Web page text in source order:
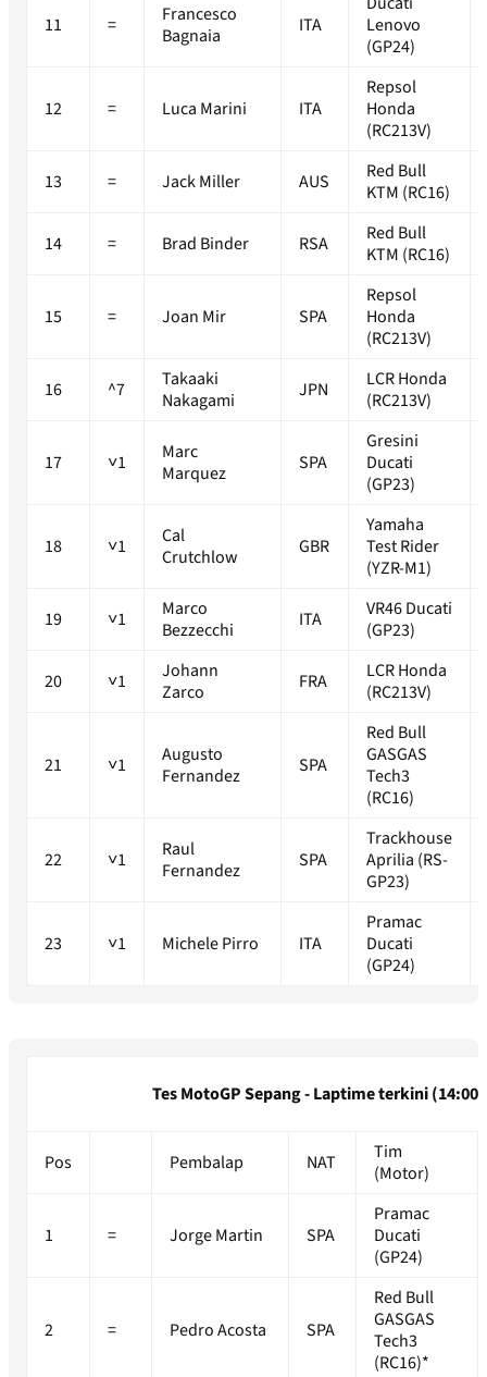
11 =
Francesco
Bagnaia
ITA
Lenovo
(GP24)
12 = Luca Marini ITA
Repsol
Honda
(RC213V)
13 = Jack Miller AUS
Red Bull
KTM (RC16)
14 = Brad Binder RSA
Red Bull
KTM (RC16)
15 = Joan Mir SPA
Repsol
Honda
(RC213V)
16 ^7
Takaaki
Nakagami
JPN
LCR Honda
(RC213V)
17 ˅1
Marc
Marquez
SPA
Gresini
Ducati
(GP23)
18 ˅1
Cal
Crutchlow
GBR
Yamaha
Test Rider
(YZR-M1)
19 ˅1
Marco
Bezzecchi
ITA
VR46 Ducati
(GP23)
20 ˅1
Johann
Zarco
FRA
LCR Honda
(RC213V)
21 ˅1
Augusto
Fernandez
SPA
Red Bull
GASGAS
Tech3
(RC16)
22 ˅1
Raul
Fernandez
SPA
Trackhouse
Aprilia (RS-
GP23)
23 ˅1 Michele Pirro ITA
Pramac
Ducati
(GP24)
Tes MotoGP Sepang - Laptime terkini (14:00)
Pos Pembalap NAT
Tim
(Motor)
1 = Jorge Martin SPA
Pramac
Ducati
(GP24)
2 = Pedro Acosta SPA
Red Bull
GASGAS
Tech3
(RC16)*